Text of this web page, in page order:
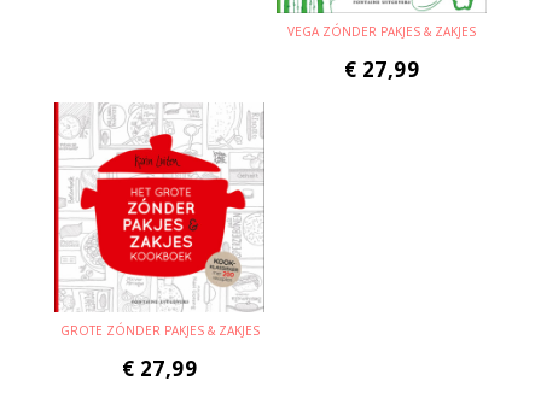
VEGA ZÓNDER PAKJES & ZAKJES
€ 27,99
GROTE ZÓNDER PAKJES & ZAKJES
€ 27,99